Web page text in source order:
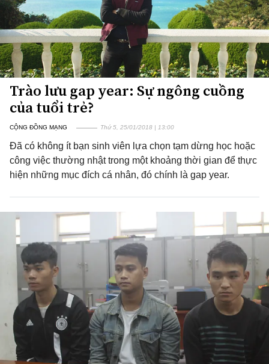
Trào lưu gap year: Sự ngông cuồng
của tuổi trẻ?
CỘNG ĐỒNG MẠNG Thứ 5, 25/01/2018 | 13:00
Đã có không ít bạn sinh viên lựa chọn tạm dừng học hoặc
công việc thường nhật trong một khoảng thời gian để thực
hiện những mục đích cá nhân, đó chính là gap year.